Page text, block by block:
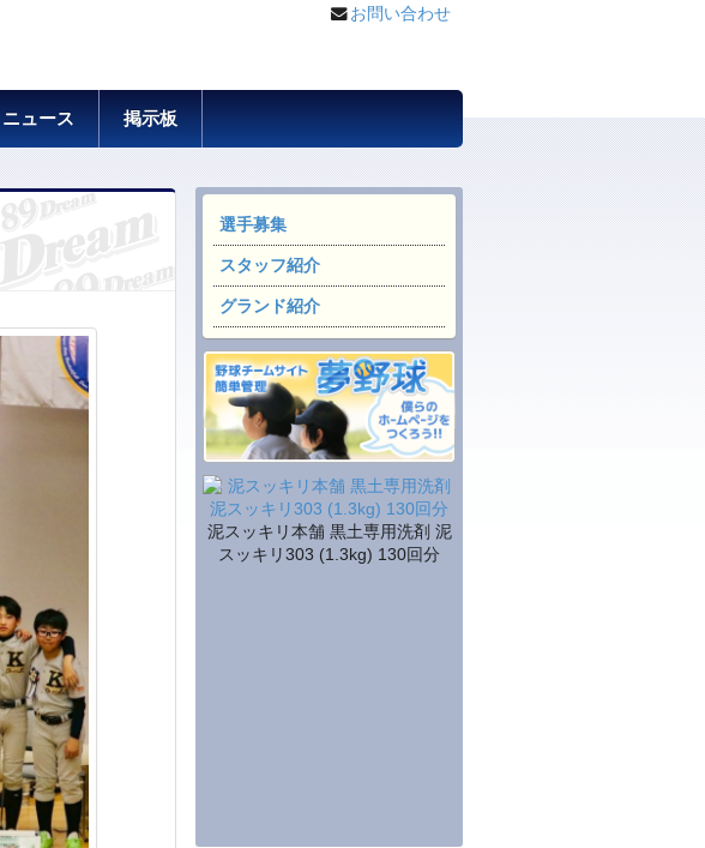
お問い合わせ
ニュース 掲示板
選手募集
スタッフ紹介
グランド紹介
泥スッキリ本舗 黒土専用洗剤 泥
スッキリ303 (1.3kg) 130回分